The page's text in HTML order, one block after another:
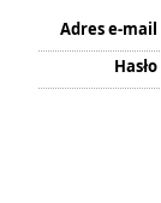
Adres e-mail
Hasło